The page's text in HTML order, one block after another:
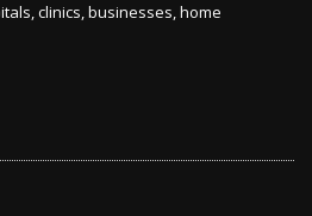
clinics, businesses, home